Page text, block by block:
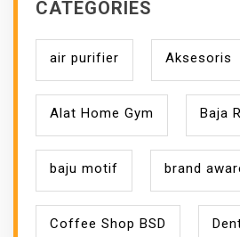
CATEGORIES
air purifier Aksesoris
Alat Home Gym Baja
baju motif brand
Coffee Shop BSD